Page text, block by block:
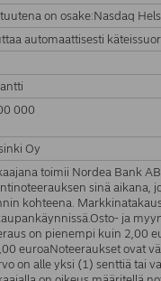
on osake:Nasdaq
automaattisesti
000
Oy
toimii Nordea Bank
sinä aikana,
kohteena.
ja
on pienempi kuin 2,00
euroaNoteeraukset ovat
on alle yksi (1) senttiä tai